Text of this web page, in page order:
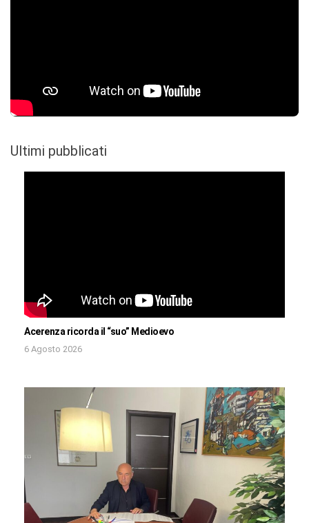
Ultimi pubblicati
Acerenza ricorda il “suo” Medioevo
6 Agosto 2026